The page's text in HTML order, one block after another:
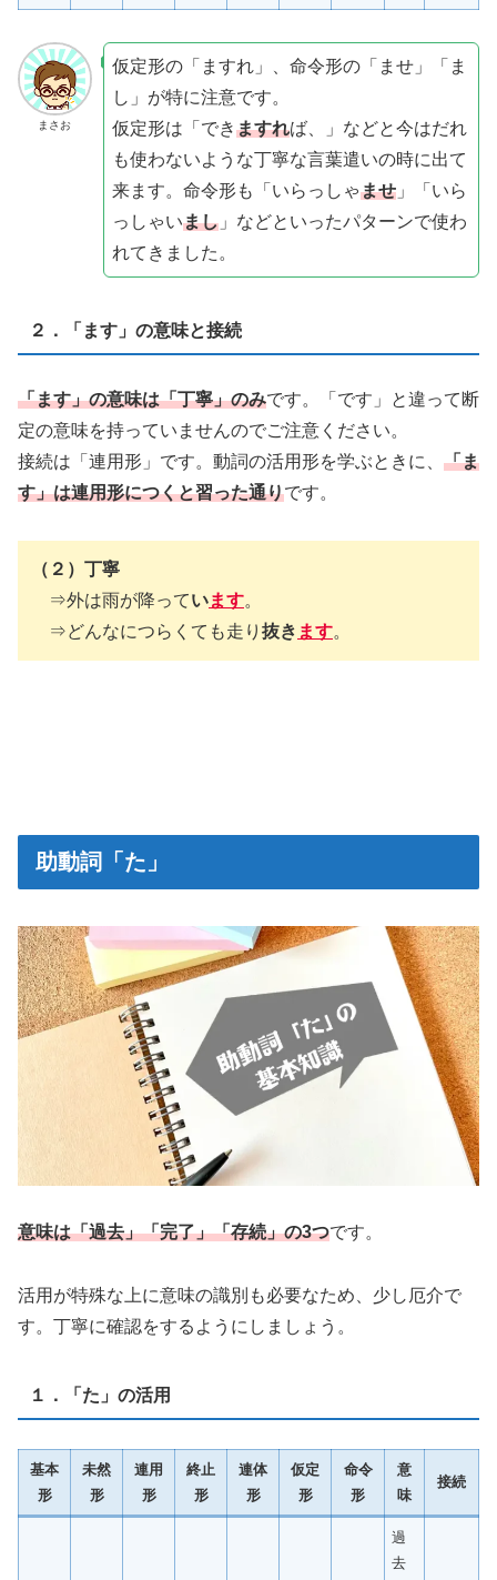
まさお
仮定形の「ますれ」、命令形の「ませ」「ま
し」が特に注意です。
仮定形は「できますれば、」などと今はだれ
も使わないような丁寧な言葉遣いの時に出て
来ます。命令形も「いらっしゃませ」「いら
っしゃいまし」などといったパターンで使わ
れてきました。
２．「ます」の意味と接続
「ます」の意味は「丁寧」のみです。「です」と違って断
定の意味を持っていませんのでご注意ください。
接続は「連用形」です。動詞の活用形を学ぶときに、 「ま
す」は連用形につくと習った通りです。
（２）丁寧
⇒外は雨が降っています。
⇒どんなにつらくても走り 抜き ます。
助動詞「た」
意味は「過去」「完了」「存続」の3つです。
活用が特殊な上に意味の識別も必要なため、少し厄介で
す。丁寧に確認をするようにしましょう。
１．「た」の活用
基本
形
未然
形
連用
形
終止
形
連体
形
仮定
形
命令
形
意
味
接続
過
去